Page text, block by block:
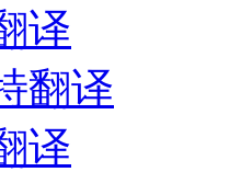
译
翻译
译